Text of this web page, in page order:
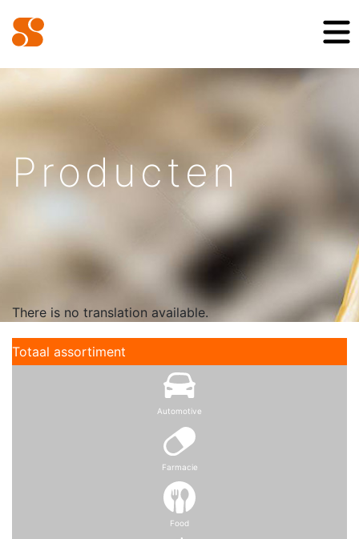
Producten
There is no translation available.
Totaal assortiment
Automotive
Farmacie
Food